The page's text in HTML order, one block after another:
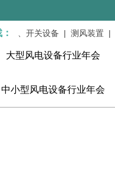
开关设备 | 测风装置 | 齿轮
大型风电设备行业年会
中小型风电设备行业年会